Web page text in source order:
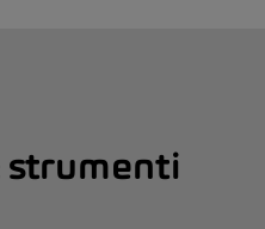
strumenti